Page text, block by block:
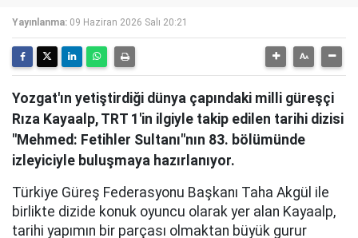
Yayınlanma: 09 Haziran 2026 Salı 20:21
Yozgat'ın yetiştirdiği dünya çapındaki milli güreşçi
Rıza Kayaalp, TRT 1'in ilgiyle takip edilen tarihi dizisi
"Mehmed: Fetihler Sultanı"nın 83. bölümünde
izleyiciyle buluşmaya hazırlanıyor.
Türkiye Güreş Federasyonu Başkanı Taha Akgül ile
birlikte dizide konuk oyuncu olarak yer alan Kayaalp,
tarihi yapımın bir parçası olmaktan büyük gurur